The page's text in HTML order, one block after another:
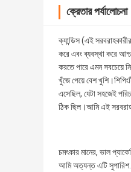
ক্রেতার পর্যালোচনা
ক্যান্ডিস (এই
করে এবং ব্যবস্থা করে
করতে পারে এমন সবচেয়ে
খুঁজে পেয়ে বেশ
এসেছিল, যেটা সহজেই
ঠিক ছিল।আমি এই
চমৎকার মানের, ভাল
আমি অত্যন্ত এটি সুপারিশ.